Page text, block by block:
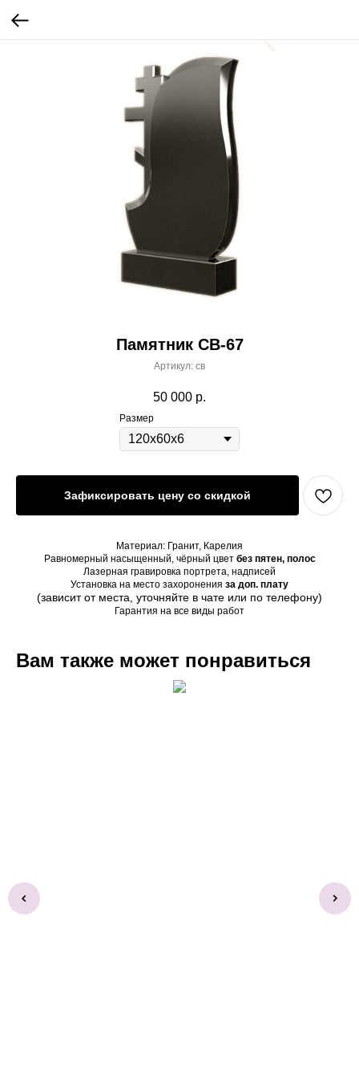
Памятник СВ-67
Артикул: св
50 000 р.
Размер
Зафиксировать цену со скидкой
Материал: Гранит, Карелия
Равномерный насыщенный, чёрный цвет без пятен, полос
Лазерная гравировка портрета, надписей
Установка на место захоронения за доп. плату
(зависит от места, уточняйте в чате или по телефону)
Гарантия на все виды работ
Вам также может понравиться